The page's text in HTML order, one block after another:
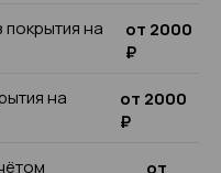
на
от 2000
₽
на
от 2000
₽
от